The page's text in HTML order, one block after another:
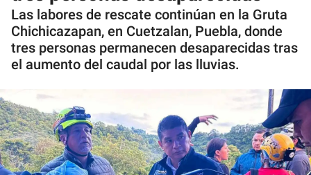
Las labores de rescate continúan en la Gruta
Chichicazapan, en Cuetzalan, Puebla, donde
tres personas permanecen desaparecidas tras
el aumento del caudal por las lluvias.